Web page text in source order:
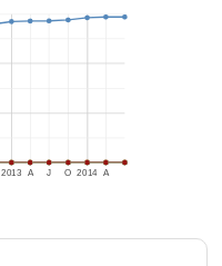
2013 2014
A J O A